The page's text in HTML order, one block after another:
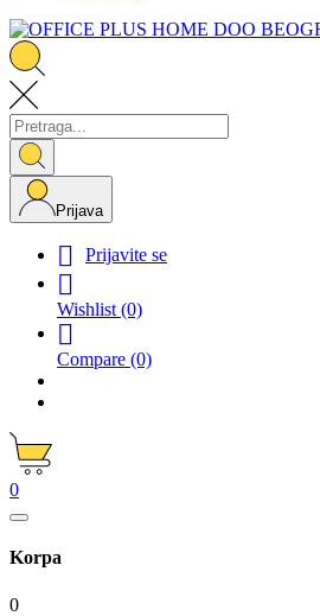
Prijava
 Prijavite se

Wishlist (0)

Compare (0)
0
Korpa
0